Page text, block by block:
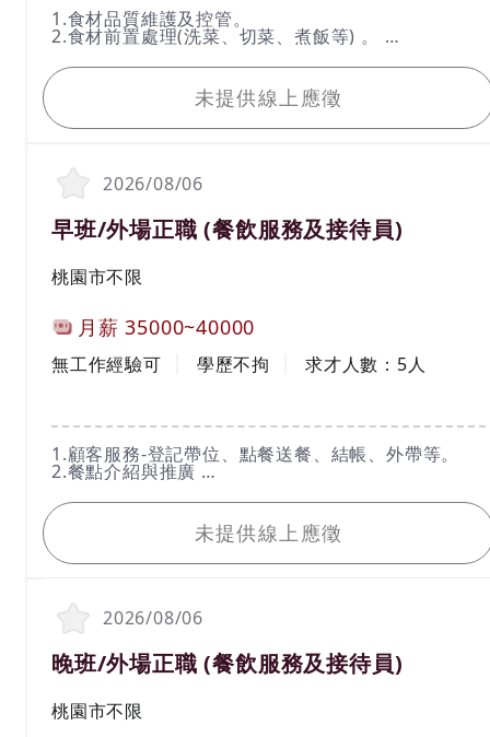
工作內容
1.食材品質維護及控管。
2.食材前置處理(洗菜、切菜、煮飯等) 。
4.餐具清洗及設備保養。
5.維持工作區域乾淨整潔。
6.完成主管交辦事項。
＊具團隊精神，主動協助夥伴。
我要應徵
未提供線上應徵
2026/08/06
職務名稱(職業類別)
早班/外場正職 (餐飲服務及接待員)
桃園市不限
月薪 35000~40000
工作經驗
無工作經驗可 學歷不拘 求才人數： 5人
工作內容
1.顧客服務-登記帶位、點餐送餐、結帳、外帶等。
2.餐點介紹與推廣
4.擺設餐具、撤桌、撤餐車。
5.維持環境乾淨整潔。
6.完成主管交辦事項。
＊具團隊精神，主動協助夥伴。
我要應徵
未提供線上應徵
2026/08/06
職務名稱(職業類別)
晚班/外場正職 (餐飲服務及接待員)
桃園市不限